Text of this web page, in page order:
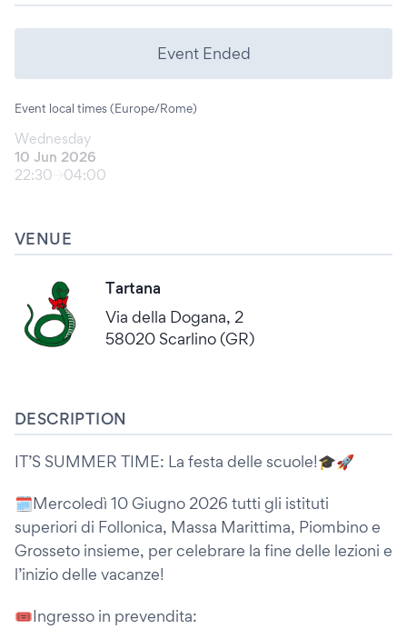
Event Ended
Event local times (Europe/Rome)
Wednesday
10 Jun 2026
22:30
04:00
VENUE
Tartana
Via della Dogana, 2
58020 Scarlino (GR)
DESCRIPTION
IT’S SUMMER TIME: La festa delle scuole!🎓🚀
🗓️Mercoledì 10 Giugno 2026 tutti gli istituti
superiori di Follonica, Massa Marittima, Piombino e
Grosseto insieme, per celebrare la fine delle lezioni e
l’inizio delle vacanze!
🎟️Ingresso in prevendita: